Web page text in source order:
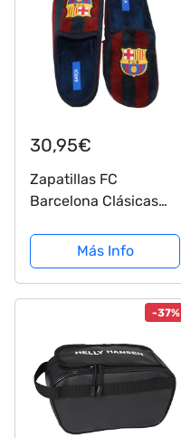
30,95€
Zapatillas FC
Barcelona Clásicas
por casa Hombre
Invierno Otoño - 28
EU
Más Info
-37%